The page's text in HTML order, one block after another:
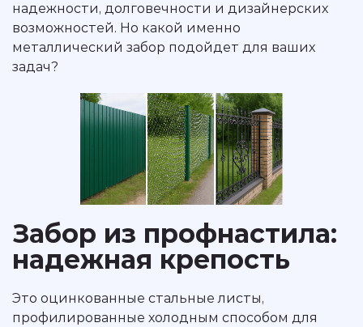
надежности, долговечности и дизайнерских
возможностей. Но какой именно
металлический забор подойдет для ваших
задач?
Забор из профнастила:
надежная крепость
Это оцинкованные стальные листы,
профилированные холодным способом для